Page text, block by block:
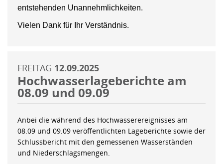
entstehenden Unannehmlichkeiten.
Vielen Dank für Ihr Verständnis.
FREITAG 12.09.2025
Hochwasserlageberichte am
08.09 und 09.09
Anbei die während des Hochwasserereignisses am
08.09 und 09.09 veröffentlichten Lageberichte sowie der
Schlussbericht mit den gemessenen Wasserständen
und Niederschlagsmengen.